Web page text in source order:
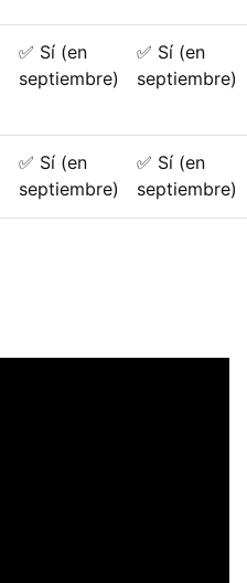
✅ Sí (en
septiembre)
✅ Sí (en
septiembre)
✅ Sí (en
septiembre)
✅ Sí (en
septiembre)